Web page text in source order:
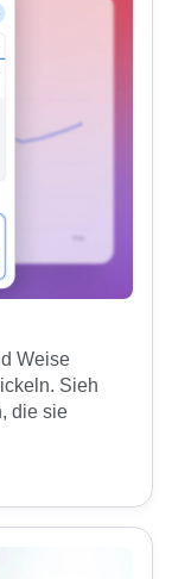
Weise
Sieh
die sie